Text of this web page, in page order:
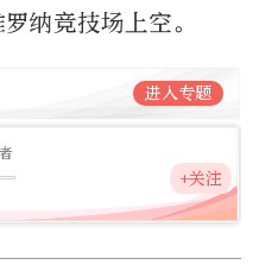
纳竞技场上空。
进入专题
+关注